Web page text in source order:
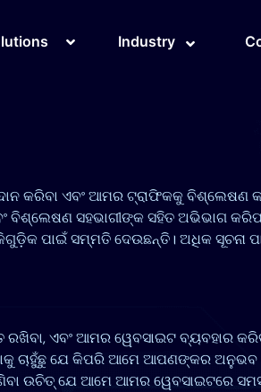
Industry
କରିବା ଏବଂ ଆମର ଟ୍ରାଫିକକୁ ବିଶ୍ଲେଷଣ
ସହଭାଗୀଙ୍କ ସହିତ ଅଭିଭାଗ
ପାଇଁ ସମ୍ମତି ଦେଉଛନ୍ତି। ଅଧିକ ସୂଚନା
ଏବଂ ଆମର ୱେବସାଇଟ ବ୍ୟବହାର
ଚାହୁଁଛୁ ଯେ କିପରି ଆମେ ଆପଣଙ୍କର ଅନୁଭବ
ଉଚିତ୍ ଯେ ଆମେ ଆମର ୱେବସାଇଟରେ